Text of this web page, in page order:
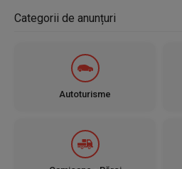
Categorii de anunțuri
Autoturisme